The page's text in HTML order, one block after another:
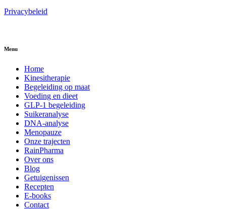
Privacybeleid
Menu
Home
Kinesitherapie
Begeleiding op maat
Voeding en dieet
GLP-1 begeleiding
Suikeranalyse
DNA-analyse
Menopauze
Onze trajecten
RainPharma
Over ons
Blog
Getuigenissen
Recepten
E-books
Contact